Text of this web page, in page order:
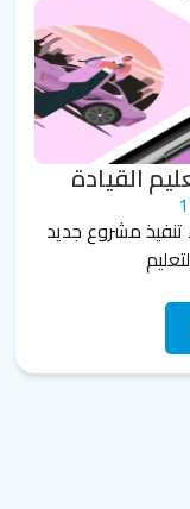
القيادة
مشروع جديد